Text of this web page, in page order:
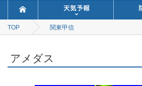
TOPICS
分布予報
今日明日の天気
ポイント予報
週間天気予報
1ヶ月予報
3ヶ月予報
寒・暖候期予報
世界の天気
海上予報
TOP 関東甲信
アメダス